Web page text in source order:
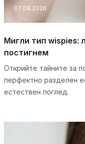
07.08.2026
Мигли тип wispies:
постигнем
Открийте тайните за
перфектно разделен
естествен поглед.